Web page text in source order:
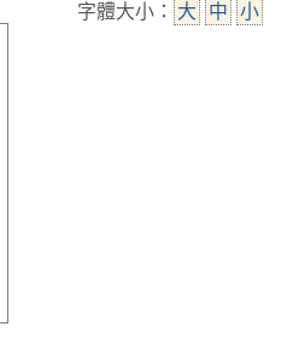
字體大小： 大 中 小